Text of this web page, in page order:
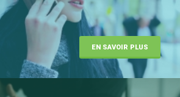
EN SAVOIR PLUS